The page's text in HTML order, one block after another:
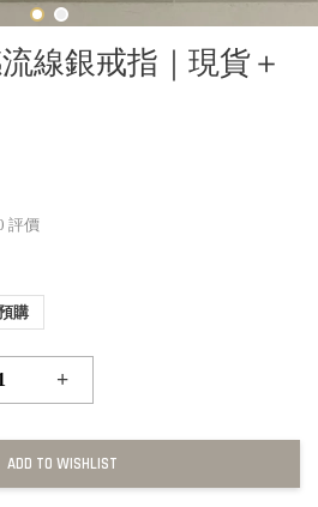
線銀戒指｜現貨＋
評價
購
+
ADD TO WISHLIST